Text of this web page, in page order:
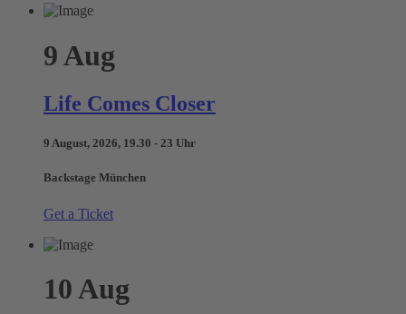
9 Aug
Life Comes Closer
9 August, 2026, 19.30 - 23 Uhr
Backstage München
Get a Ticket
10 Aug